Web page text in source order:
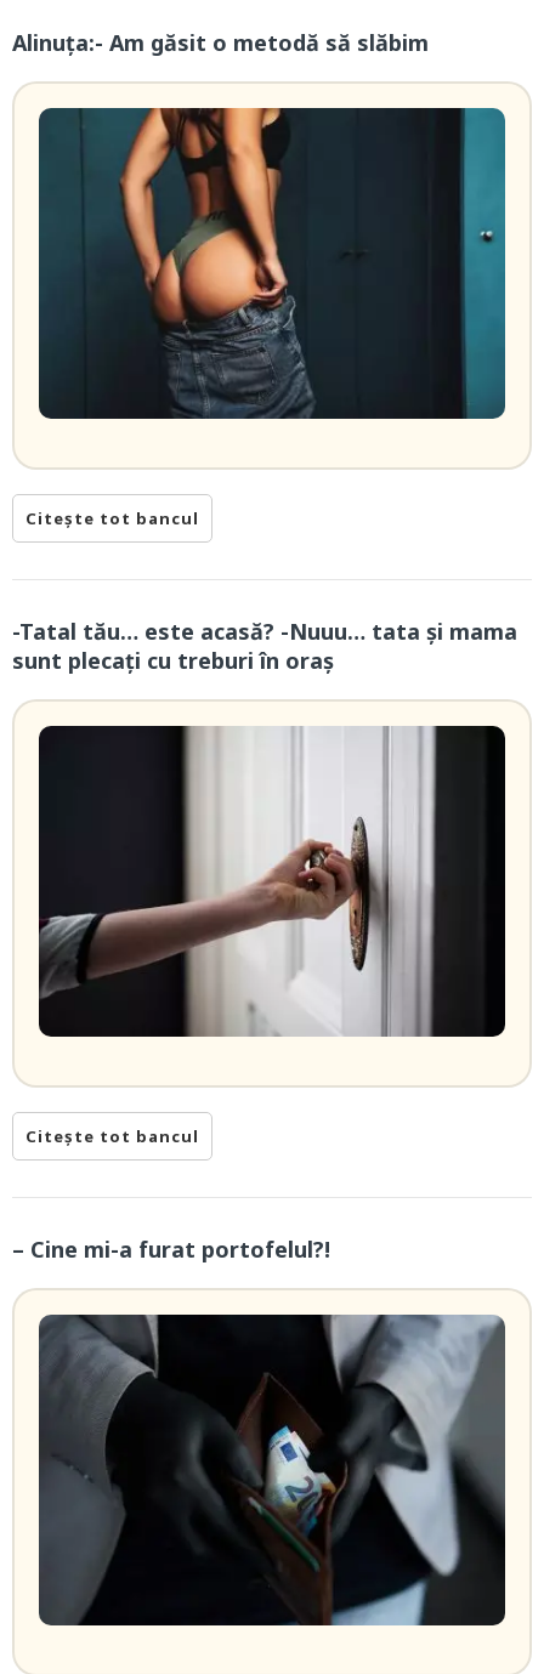
Alinuța:- Am găsit o metodă să slăbim
Citește tot bancul
-Tatal tău… este acasă? -Nuuu… tata și mama
sunt plecați cu treburi în oraș
Citește tot bancul
– Cine mi-a furat portofelul?!